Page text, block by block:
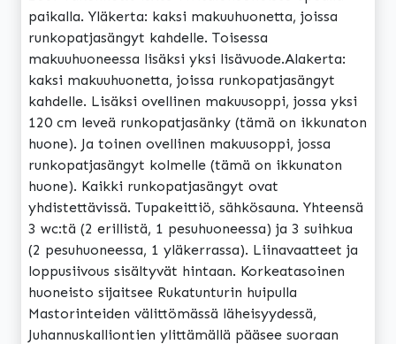
paikalla. Yläkerta: kaksi makuuhuonetta, joissa
runkopatjasängyt kahdelle. Toisessa
makuuhuoneessa lisäksi yksi lisävuode.Alakerta:
kaksi makuuhuonetta, joissa runkopatjasängyt
kahdelle. Lisäksi ovellinen makuusoppi, jossa yksi
120 cm leveä runkopatjasänky (tämä on ikkunaton
huone). Ja toinen ovellinen makuusoppi, jossa
runkopatjasängyt kolmelle (tämä on ikkunaton
huone). Kaikki runkopatjasängyt ovat
yhdistettävissä. Tupakeittiö, sähkösauna. Yhteensä
3 wc:tä (2 erillistä, 1 pesuhuoneessa) ja 3 suihkua
(2 pesuhuoneessa, 1 yläkerrassa). Liinavaatteet ja
loppusiivous sisältyvät hintaan. Korkeatasoinen
huoneisto sijaitsee Rukatunturin huipulla
Mastorinteiden välittömässä läheisyydessä,
Juhannuskalliontien ylittämällä pääsee suoraan